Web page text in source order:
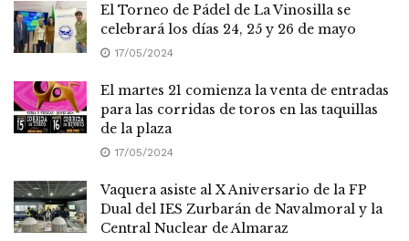
El Torneo de Pádel de La Vinosilla se
celebrará los días 24, 25 y 26 de mayo
17/05/2024
El martes 21 comienza la venta de entradas
para las corridas de toros en las taquillas
de la plaza
17/05/2024
Vaquera asiste al X Aniversario de la FP
Dual del IES Zurbarán de Navalmoral y la
Central Nuclear de Almaraz